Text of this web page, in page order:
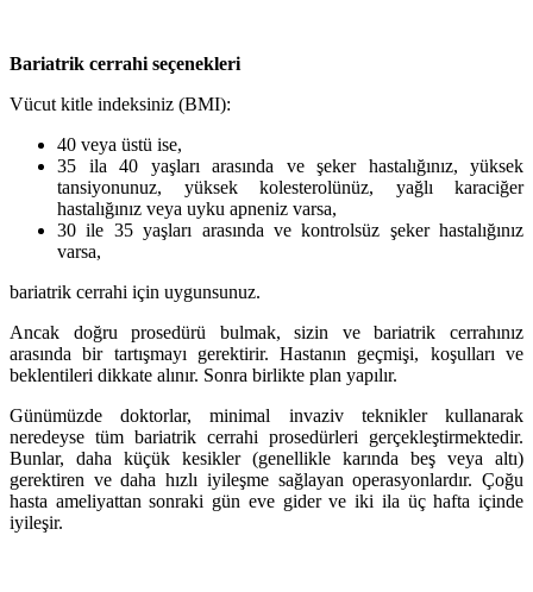
Bariatrik cerrahi seçenekleri
Vücut kitle indeksiniz (BMI):
40 veya üstü ise,
35 ila 40 yaşları arasında ve şeker hastalığınız, yüksek
tansiyonunuz, yüksek kolesterolünüz, yağlı karaciğer
hastalığınız veya uyku apneniz varsa,
30 ile 35 yaşları arasında ve kontrolsüz şeker hastalığınız
varsa,
bariatrik cerrahi için uygunsunuz.
Ancak doğru prosedürü bulmak, sizin ve bariatrik cerrahınız
arasında bir tartışmayı gerektirir. Hastanın geçmişi, koşulları ve
beklentileri dikkate alınır. Sonra birlikte plan yapılır.
Günümüzde doktorlar, minimal invaziv teknikler kullanarak
neredeyse tüm bariatrik cerrahi prosedürleri gerçekleştirmektedir.
Bunlar, daha küçük kesikler (genellikle karında beş veya altı)
gerektiren ve daha hızlı iyileşme sağlayan operasyonlardır. Çoğu
hasta ameliyattan sonraki gün eve gider ve iki ila üç hafta içinde
iyileşir.